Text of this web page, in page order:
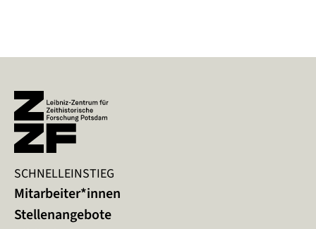
SCHNELLEINSTIEG
Mitarbeiter*innen
Stellenangebote